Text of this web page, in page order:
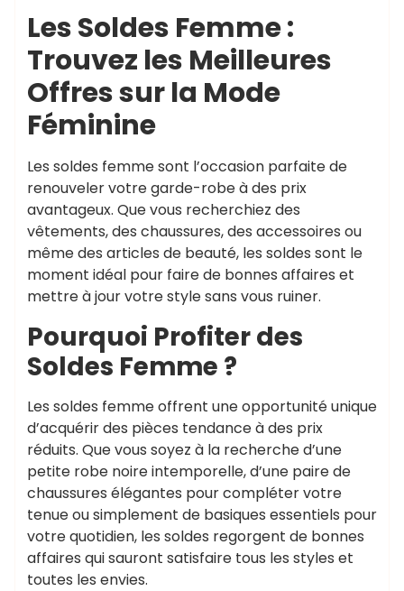
Les Soldes Femme :
Trouvez les Meilleures
Offres sur la Mode
Féminine
Les soldes femme sont l’occasion parfaite de
renouveler votre garde-robe à des prix
avantageux. Que vous recherchiez des
vêtements, des chaussures, des accessoires ou
même des articles de beauté, les soldes sont le
moment idéal pour faire de bonnes affaires et
mettre à jour votre style sans vous ruiner.
Pourquoi Profiter des
Soldes Femme ?
Les soldes femme offrent une opportunité unique
d’acquérir des pièces tendance à des prix
réduits. Que vous soyez à la recherche d’une
petite robe noire intemporelle, d’une paire de
chaussures élégantes pour compléter votre
tenue ou simplement de basiques essentiels pour
votre quotidien, les soldes regorgent de bonnes
affaires qui sauront satisfaire tous les styles et
toutes les envies.